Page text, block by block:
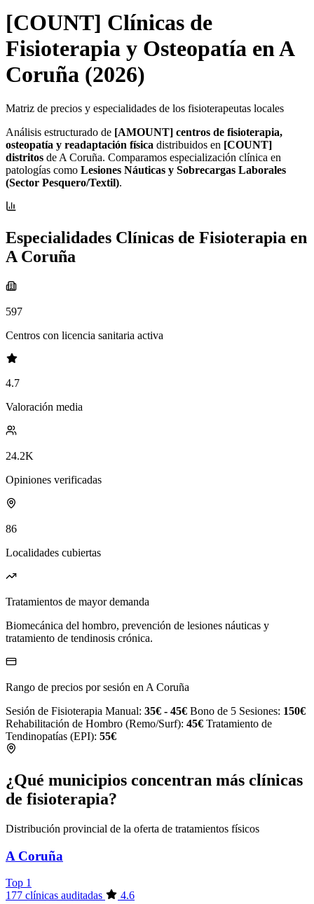
[COUNT] Clínicas de
Fisioterapia y Osteopatía en A
Coruña (2026)
Matriz de precios y especialidades de los fisioterapeutas locales
Análisis estructurado de [AMOUNT] centros de fisioterapia,
osteopatía y readaptación física distribuidos en [COUNT]
distritos de A Coruña. Comparamos especialización clínica en
patologías como Lesiones Náuticas y Sobrecargas Laborales
(Sector Pesquero/Textil).
Especialidades Clínicas de Fisioterapia en
A Coruña
597
Centros con licencia sanitaria activa
4.7
Valoración media
24.2K
Opiniones verificadas
86
Localidades cubiertas
Tratamientos de mayor demanda
Biomecánica del hombro, prevención de lesiones náuticas y
tratamiento de tendinosis crónica.
Rango de precios por sesión en A Coruña
Sesión de Fisioterapia Manual: 35€ - 45€ Bono de 5 Sesiones: 150€
Rehabilitación de Hombro (Remo/Surf): 45€ Tratamiento de
Tendinopatías (EPI): 55€
¿Qué municipios concentran más clínicas
de fisioterapia?
Distribución provincial de la oferta de tratamientos físicos
A Coruña
Top 1
177 clínicas auditadas
4.6